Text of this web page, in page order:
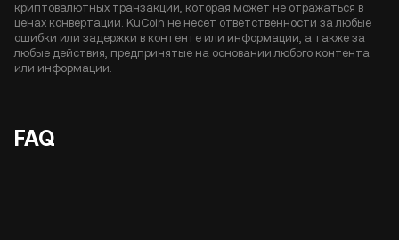
криптовалютных транзакций, которая может не отражаться в
ценах конвертации. KuCoin не несет ответственности за любые
ошибки или задержки в контенте или информации, а также за
любые действия, предпринятые на основании любого контента
или информации.
FAQ